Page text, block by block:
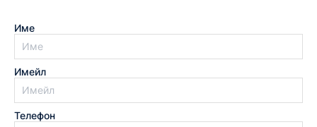
Име
Имейл
Телефон